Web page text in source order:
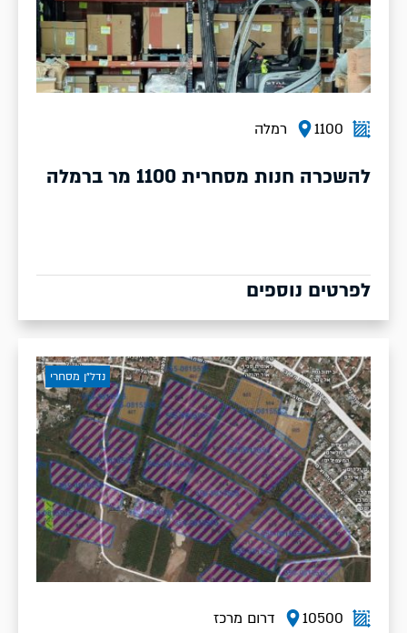
1100 רמלה
להשכרה חנות מסחרית 1100 מר ברמלה
לפרטים נוספים
10500 דרום מרכז
נדל״ן מסחרי